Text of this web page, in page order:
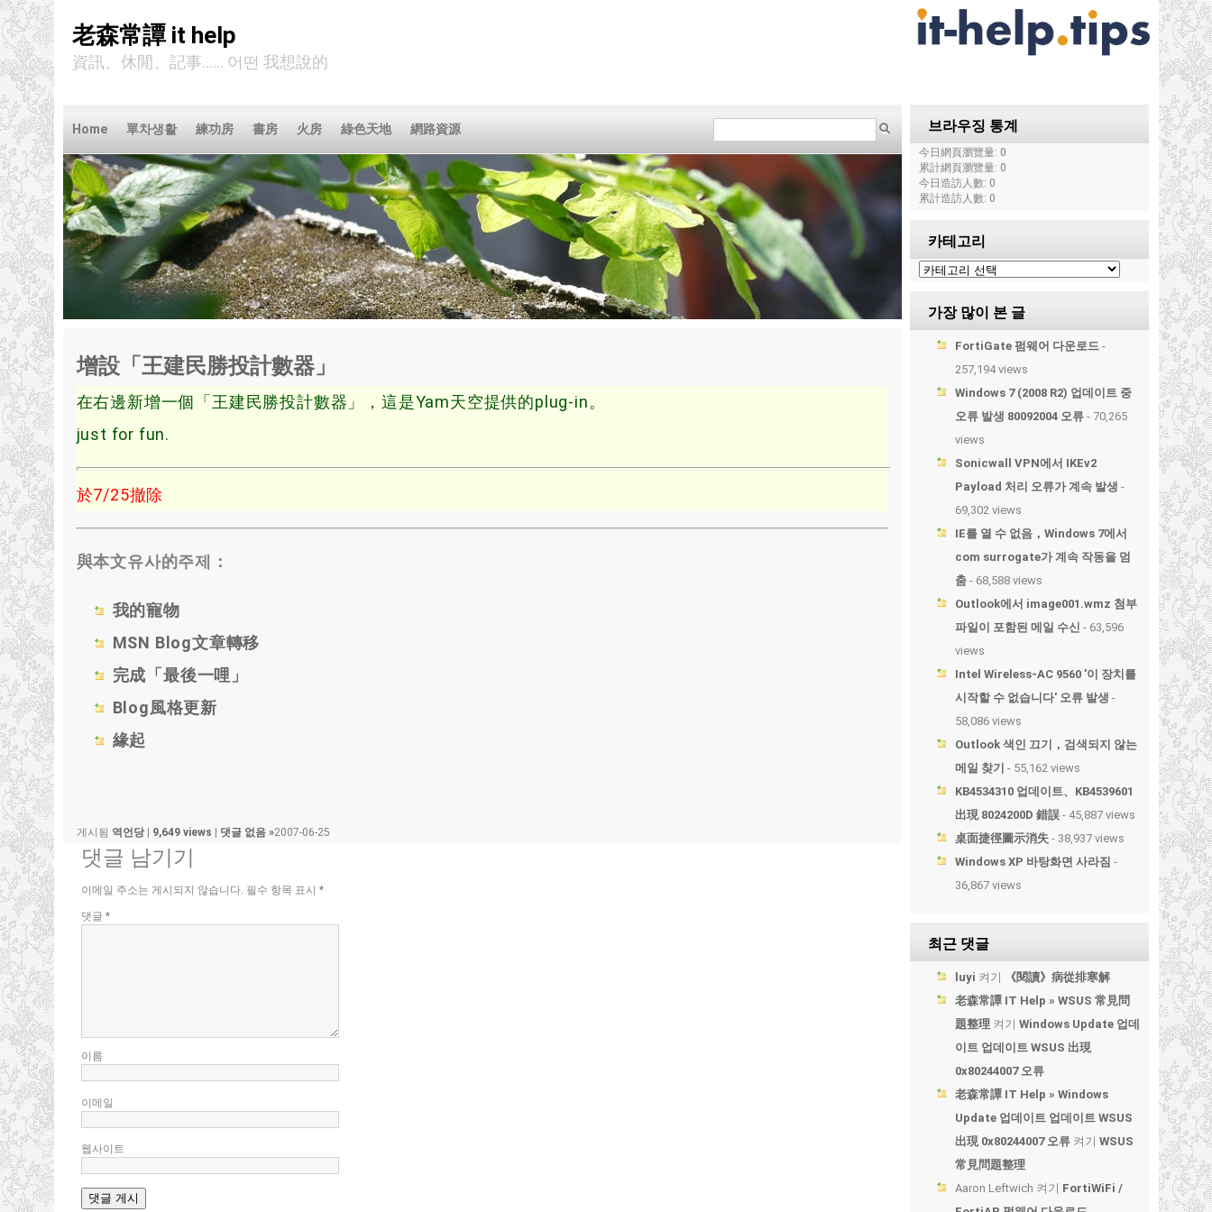
老森常譚 it help
資訊、休閒、記事...... 어떤 我想說的
Home 單차생활 練功房 書房 火房 綠色天地 網路資源
增設「王建民勝投計數器」
在右邊新增一個「王建民勝投計數器」 ， 這是Yam天空提供的plug-in。
just for fun.
於7/25撤除
與本文유사的주제：
我的寵物
MSN Blog文章轉移
完成「最後一哩」
Blog風格更新
緣起
게시됨 역언당 9,649 views 댓글 없음 »2007-06-25
댓글 남기기
이메일 주소는 게시되지 않습니다. 필수 항목 표시 *
댓글 *
이름
이메일
웹사이트
브라우징 통계
今日網頁瀏覽量: 0
累計網頁瀏覽量: 0
今日造訪人數: 0
累計造訪人數: 0
카테고리
가장 많이 본 글
FortiGate 펌웨어 다운로드 -
257,194 views
Windows 7 (2008 R2) 업데이트 중
오류 발생 80092004 오류 - 70,265
views
Sonicwall VPN에서 IKEv2
Payload 처리 오류가 계속 발생 -
69,302 views
IE를 열 수 없음，Windows 7에서
com surrogate가 계속 작동을 멈
춤 - 68,588 views
Outlook에서 image001.wmz 첨부
파일이 포함된 메일 수신 - 63,596
views
Intel Wireless-AC 9560 '이 장치를
시작할 수 없습니다' 오류 발생 -
58,086 views
Outlook 색인 끄기，검색되지 않는
메일 찾기 - 55,162 views
KB4534310 업데이트、KB4539601
出現 8024200D 錯誤 - 45,887 views
桌面捷徑圖示消失 - 38,937 views
Windows XP 바탕화면 사라짐 -
36,867 views
최근 댓글
luyi 켜기
《閱讀》病從排寒解
老森常譚 IT Help » WSUS 常見問
題整理 켜기 Windows Update 업데
이트 업데이트 WSUS 出現
0x80244007 오류
老森常譚 IT Help » Windows
Update 업데이트 업데이트 WSUS
出現 0x80244007 오류 켜기 WSUS
常見問題整理
Aaron Leftwich 켜기 FortiWiFi /